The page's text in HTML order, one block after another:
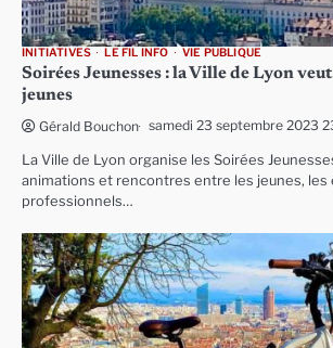
INITIATIVES LE FIL INFO VIE PUBLIQUE
Soirées Jeunesses : la Ville de Lyon
jeunes
Gérald Bouchon samedi 23 septembre 2023
La Ville de Lyon organise les Soirées
animations et rencontres entre les jeunes, les
professionnels…